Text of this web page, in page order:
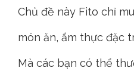
Chủ đề này Fito chỉ
món ăn, ẩm thực đặc
Mà các bạn có thể